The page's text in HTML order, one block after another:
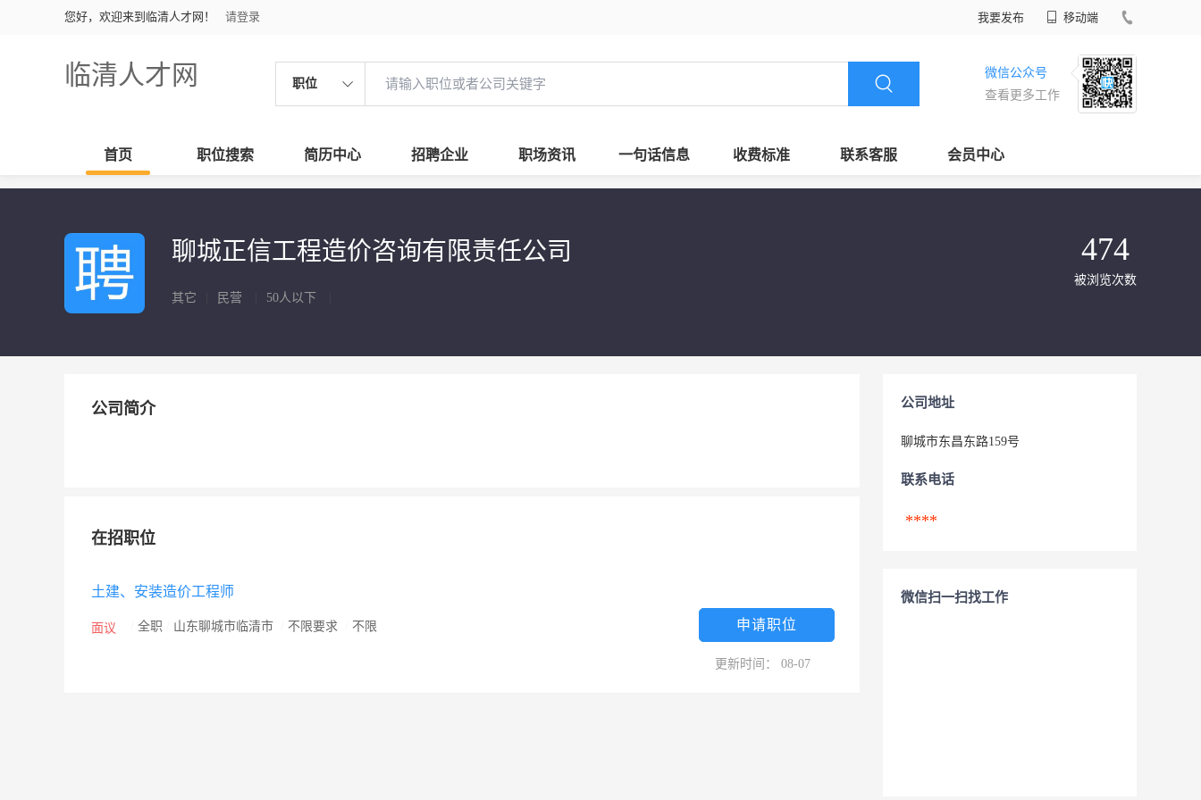
您好，欢迎来到临清人才网！ 请登录 我要发布 移动端
临清人才网 职位
微信公众号
查看更多工作
首页 职位搜索 简历中心 招聘企业 职场资讯 一句话信息 收费标准 联系客服 会员中心
聊城正信工程造价咨询有限责任公司
其它 民营 50人以下
474
被浏览次数
公司简介
在招职位
土建、安装造价工程师
面议 全职 山东聊城市临清市 不限要求 不限 申请职位
更新时间： 08-07
公司地址
聊城市东昌东路159号
联系电话
****
微信扫一扫找工作